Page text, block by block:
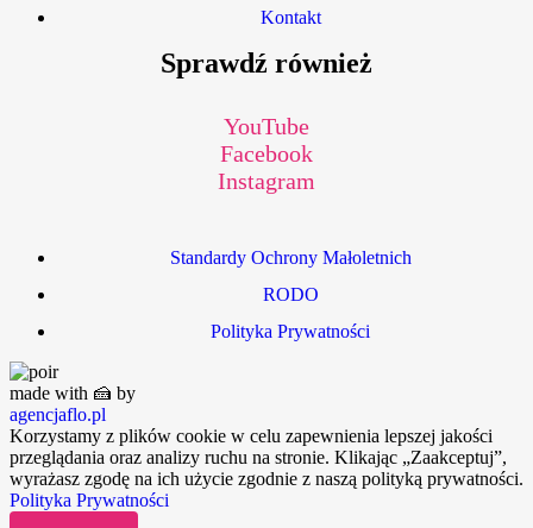
Kontakt
Sprawdź również
YouTube
Facebook
Instagram
Standardy Ochrony Małoletnich
RODO
Polityka Prywatności
made with 🍰 by
agencjaflo.pl
Korzystamy z plików cookie w celu zapewnienia lepszej jakości
przeglądania oraz analizy ruchu na stronie. Klikając „Zaakceptuj”,
wyrażasz zgodę na ich użycie zgodnie z naszą polityką prywatności.
Polityka Prywatności